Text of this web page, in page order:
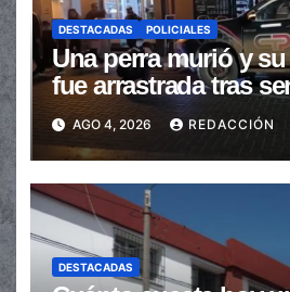
DESTACADAS POLICIALES
Una perra murió y
fue arrastrada tras
en la senda peatonal
AGO 4, 2026 REDACCIÓN
DESTACADAS